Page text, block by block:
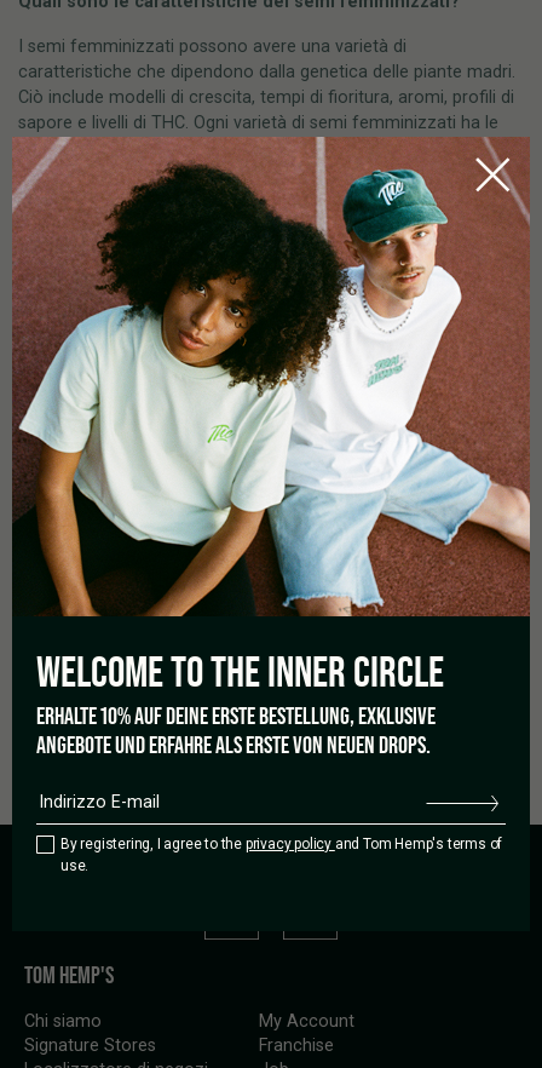
I semi femminizzati possono avere una varietà di
caratteristiche che dipendono dalla genetica delle piante madri.
Ciò include modelli di crescita, tempi di fioritura, aromi, profili di
sapore e livelli di THC. Ogni varietà di semi femminizzati ha le
sue caratteristiche uniche.
I semi femminizzati sono indica o sativa?
I semi femminizzati di Marijunan possono essere indica, sativa
o ibridi, a seconda della composizione genetica delle piante
madri. Le varietà indica tendono ad avere effetti calmanti e
rilassanti, mentre le varietà sativa sono più stimolanti ed
euforiche. Gli ibridi combinano le caratteristiche di entrambi i tipi
e offrono una varietà di effetti a seconda della composizione.
Le piante di cannabis femminizzate e femminili sono la
stessa cosa?
In senso stretto: NO! Le piante di cannabis femmina non sono la
stessa cosa delle piante di cannabis femminizzate, anche se
entrambe presentano caratteristiche femminili. Le piante di
cannabis femmina possono svilupparsi naturalmente dai
normali semi di cannabis e produrre fiori ricchi di cannabinoidi.
Le piante di cannabis femminizzate, invece, sono
esclusivamente femminili e vengono coltivate da semi di
cannabis femminizzati creati attraverso varie tecniche di
riproduzione.
TOM HEMP'S
Chi siamo
Signature Stores
My Account
Franchise
WELCOME TO THEINNER CIRCLE
ERHALTE 10% AUF DEINE ERSTE BESTELLUNG, EXKLUSIVE
ANGEBOTE UND ERFAHRE ALS ERSTE VON NEUEN DROPS.
By registering, I agree to the privacy policy and Tom Hemp's terms of
use.